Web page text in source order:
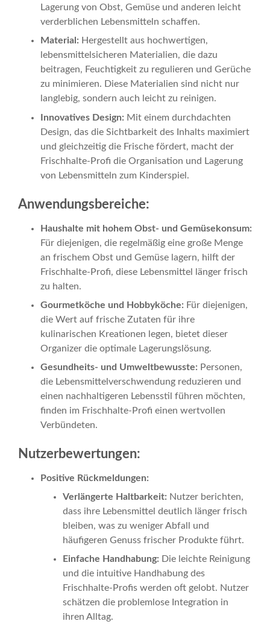
Lagerung von Obst, Gemüse und anderen leicht
verderblichen Lebensmitteln schaffen.
Material: Hergestellt aus hochwertigen,
lebensmittelsicheren Materialien, die dazu
beitragen, Feuchtigkeit zu regulieren und Gerüche
zu minimieren. Diese Materialien sind nicht nur
langlebig, sondern auch leicht zu reinigen.
Innovatives Design: Mit einem durchdachten
Design, das die Sichtbarkeit des Inhalts maximiert
und gleichzeitig die Frische fördert, macht der
Frischhalte-Profi die Organisation und Lagerung
von Lebensmitteln zum Kinderspiel.
Anwendungsbereiche:
Haushalte mit hohem Obst- und Gemüsekonsum:
Für diejenigen, die regelmäßig eine große Menge
an frischem Obst und Gemüse lagern, hilft der
Frischhalte-Profi, diese Lebensmittel länger frisch
zu halten.
Gourmetköche und Hobbyköche: Für diejenigen,
die Wert auf frische Zutaten für ihre
kulinarischen Kreationen legen, bietet dieser
Organizer die optimale Lagerungslösung.
Gesundheits- und Umweltbewusste: Personen,
die Lebensmittelverschwendung reduzieren und
einen nachhaltigeren Lebensstil führen möchten,
finden im Frischhalte-Profi einen wertvollen
Verbündeten.
Nutzerbewertungen:
Positive Rückmeldungen:
Verlängerte Haltbarkeit: Nutzer berichten,
dass ihre Lebensmittel deutlich länger frisch
bleiben, was zu weniger Abfall und
häufigeren Genuss frischer Produkte führt.
Einfache Handhabung: Die leichte Reinigung
und die intuitive Handhabung des
Frischhalte-Profis werden oft gelobt. Nutzer
schätzen die problemlose Integration in
ihren Alltag.